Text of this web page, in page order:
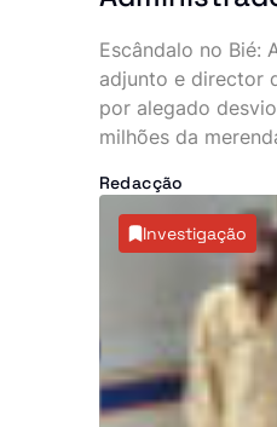
e director do
«batem na
mais de 30
kzs da
Escândalo no Bié:
adjunto e director
por alegado
milhões da
Redacção
Investigação